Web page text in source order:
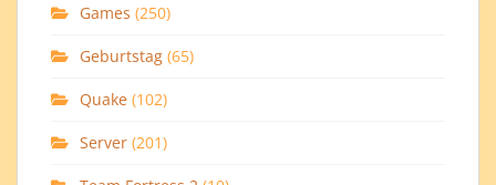
Games (250)
Geburtstag (65)
Quake (102)
Server (201)